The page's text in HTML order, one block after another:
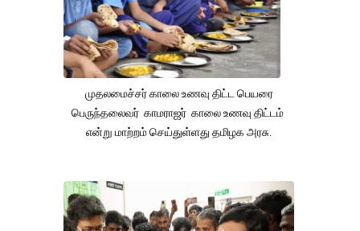
முதலமைச்சர் காலை உணவு திட்ட பெயரை
பெருந்தலைவர் காமராஜர் காலை உணவு திட்டம்
என்று மாற்றம் செய்துள்ளது தமிழக அரசு.